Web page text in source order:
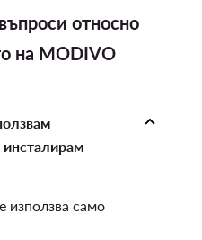
относно
на MODIVO
използва само